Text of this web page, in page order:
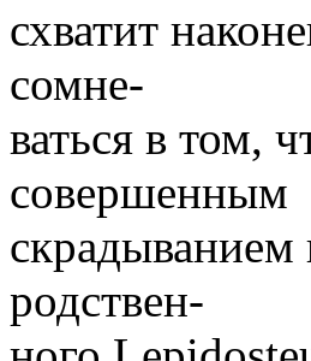
схватит
сомне-
ваться в том,
совершенным
скрадыванием
родствен-